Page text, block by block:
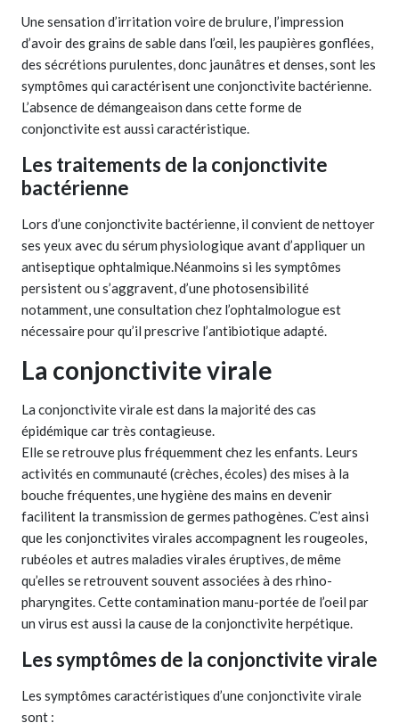
Une sensation d’irritation voire de brulure, l’impression
d’avoir des grains de sable dans l’œil, les paupières gonflées,
des sécrétions purulentes, donc jaunâtres et denses, sont les
symptômes qui caractérisent une conjonctivite bactérienne.
L’absence de démangeaison dans cette forme de
conjonctivite est aussi caractéristique.
Les traitements de la conjonctivite
bactérienne
Lors d’une conjonctivite bactérienne, il convient de nettoyer
ses yeux avec du sérum physiologique avant d’appliquer un
antiseptique ophtalmique.Néanmoins si les symptômes
persistent ou s’aggravent, d’une photosensibilité
notamment, une consultation chez l’ophtalmologue est
nécessaire pour qu’il prescrive l’antibiotique adapté.
La conjonctivite virale
La conjonctivite virale est dans la majorité des cas
épidémique car très contagieuse.
Elle se retrouve plus fréquemment chez les enfants. Leurs
activités en communauté (crèches, écoles) des mises à la
bouche fréquentes, une hygiène des mains en devenir
facilitent la transmission de germes pathogènes. C’est ainsi
que les conjonctivites virales accompagnent les rougeoles,
rubéoles et autres maladies virales éruptives, de même
qu’elles se retrouvent souvent associées à des rhino-
pharyngites. Cette contamination manu-portée de l’oeil par
un virus est aussi la cause de la conjonctivite herpétique.
Les symptômes de la conjonctivite virale
Les symptômes caractéristiques d’une conjonctivite virale
sont :